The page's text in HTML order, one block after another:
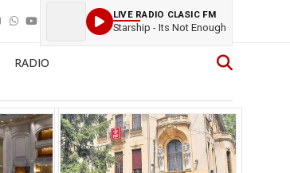
LIVE RADIO CLASIC FM
Starship - Its Not Enough
RADIO